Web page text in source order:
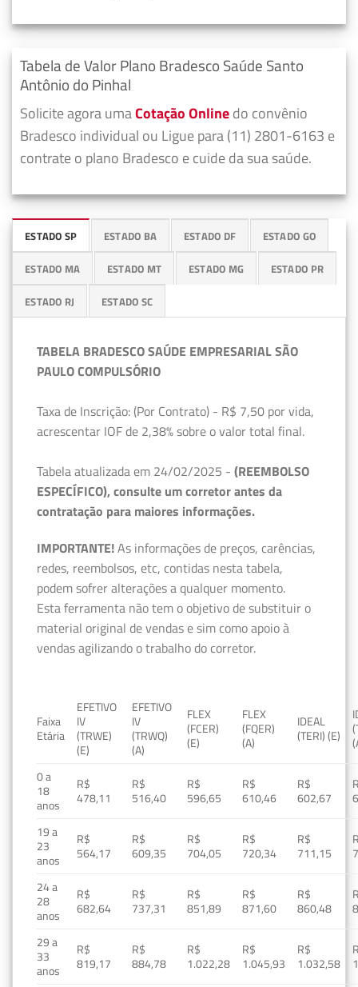
Tabela de Valor Plano Bradesco Saúde Santo
Antônio do Pinhal
Solicite agora umaCotação Onlinedo convênio
Bradesco individual ou Ligue para (11) 2801-6163 e
contrate o plano Bradesco e cuide da sua saúde.
ESTADO SP ESTADO BA ESTADO DF ESTADO GO
ESTADO MA ESTADO MT ESTADO MG ESTADO PR
ESTADO RJ ESTADO SC
TABELA BRADESCO SAÚDE EMPRESARIAL SÃO
PAULO COMPULSÓRIO
Taxa de Inscrição: (Por Contrato) - R$ 7,50 por vida,
acrescentar IOF de 2,38% sobre o valor total final.
Tabela atualizada em 24/02/2025 - (REEMBOLSO
ESPECÍFICO), consulte um corretor antes da
contratação para maiores informações.
IMPORTANTE!As informações de preços, carências,
redes, reembolsos, etc, contidas nesta tabela,
podem sofrer alterações a qualquer momento.
Esta ferramenta não tem o objetivo de substituir o
material original de vendas e sim como apoio à
vendas agilizando o trabalho do corretor.
Faixa
Etária
EFETIVO
IV
(TRWE)
(E)
EFETIVO
IV
(TRWQ)
(A)
FLEX
(FCER)
(E)
FLEX
(FQER)
(A)
IDEAL
(TERI) (E)
0 a
18
anos
R$
478,11
R$
516,40
R$
596,65
R$
610,46
R$
602,67
19 a
23
anos
R$
564,17
R$
609,35
R$
704,05
R$
720,34
R$
711,15
24 a
28
anos
R$
682,64
R$
737,31
R$
851,89
R$
871,60
R$
860,48
29 a
33
anos
R$
819,17
R$
884,78
R$
1.022,28
R$
1.045,93
R$
1.032,58